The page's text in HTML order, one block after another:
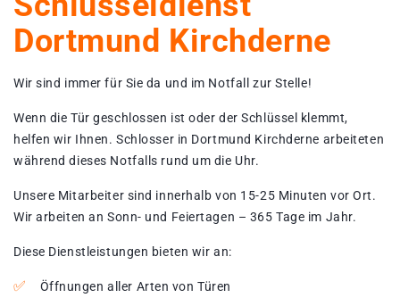
Dortmund Kirchderne
Wir sind immer für Sie da und im Notfall zur Stelle!
Wenn die Tür geschlossen ist oder der Schlüssel klemmt,
helfen wir Ihnen. Schlosser in Dortmund Kirchderne arbeiteten
während dieses Notfalls rund um die Uhr.
Unsere Mitarbeiter sind innerhalb von 15-25 Minuten vor Ort.
Wir arbeiten an Sonn- und Feiertagen – 365 Tage im Jahr.
Diese Dienstleistungen bieten wir an:
Öffnungen aller Arten von Türen